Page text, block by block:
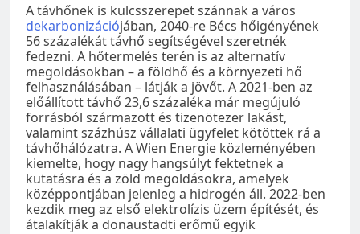
A távhőnek is kulcsszerepet szánnak a város
dekarbonizációjában, 2040-re Bécs hőigényének
56 százalékát távhő segítségével szeretnék
fedezni. A hőtermelés terén is az alternatív
megoldásokban – a földhő és a környezeti hő
felhasználásában – látják a jövőt. A 2021-ben az
előállított távhő 23,6 százaléka már megújuló
forrásból származott és tizenötezer lakást,
valamint százhúsz vállalati ügyfelet kötöttek rá a
távhőhálózatra. A Wien Energie közleményében
kiemelte, hogy nagy hangsúlyt fektetnek a
kutatásra és a zöld megoldásokra, amelyek
középpontjában jelenleg a hidrogén áll. 2022-ben
kezdik meg az első elektrolízis üzem építését, és
átalakítják a donaustadti erőmű egyik